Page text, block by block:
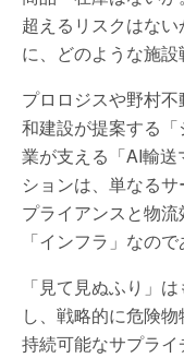
超えるリスクはな
に、どのような施設
プロロジスや野村
和建設が提案する
業が支える「AI輸
ションは、単なる
プライアンスと物
「インフラ」なので
「見て見ぬふり」
し、戦略的に危険物
持続可能なサプラ